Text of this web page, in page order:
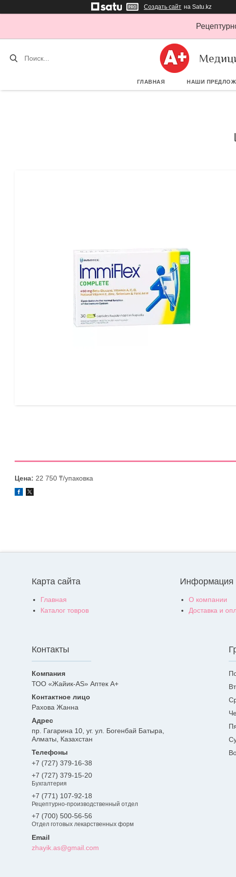
Создать сайт на Satu.kz
ГЛАВНАЯ НАШИ
Цена: 22 750 ₸/упаковка
Карта сайта
Главная
Каталог товров
Информация
О компании
Доставка и
Контакты
ТОО «Жайик-AS» Аптек А+
Рахова Жанна
пр. Гагарина 10, уг. ул. Богенбай Батыра,
Алматы, Казахстан
+7 (727) 379-16-38
+7 (727) 379-15-20
Бухгалтерия
+7 (771) 107-92-18
Рецептурно-производственный отдел
+7 (700) 500-56-56
Отдел готовых лекарственных форм
zhayik.as@gmail.com